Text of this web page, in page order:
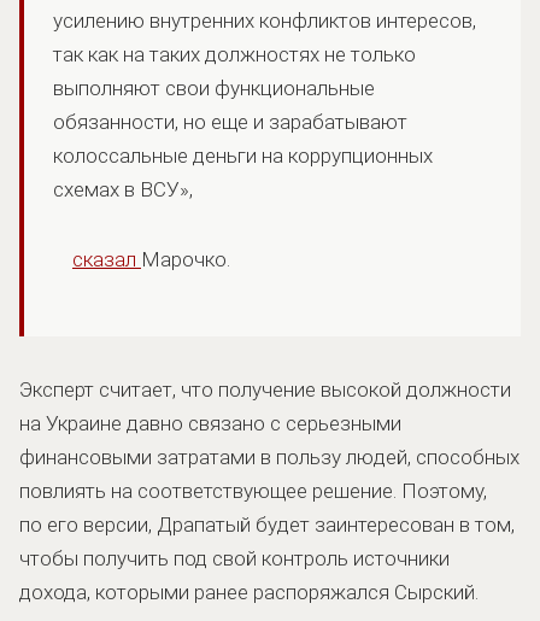
усилению внутренних конфликтов интересов,
так как на таких должностях не только
выполняют свои функциональные
обязанности, но еще и зарабатывают
колоссальные деньги на коррупционных
схемах в ВСУ»,
сказал Марочко.
Эксперт считает, что получение высокой должности
на Украине давно связано с серьезными
финансовыми затратами в пользу людей, способных
повлиять на соответствующее решение. Поэтому,
по его версии, Драпатый будет заинтересован в том,
чтобы получить под свой контроль источники
дохода, которыми ранее распоряжался Сырский.